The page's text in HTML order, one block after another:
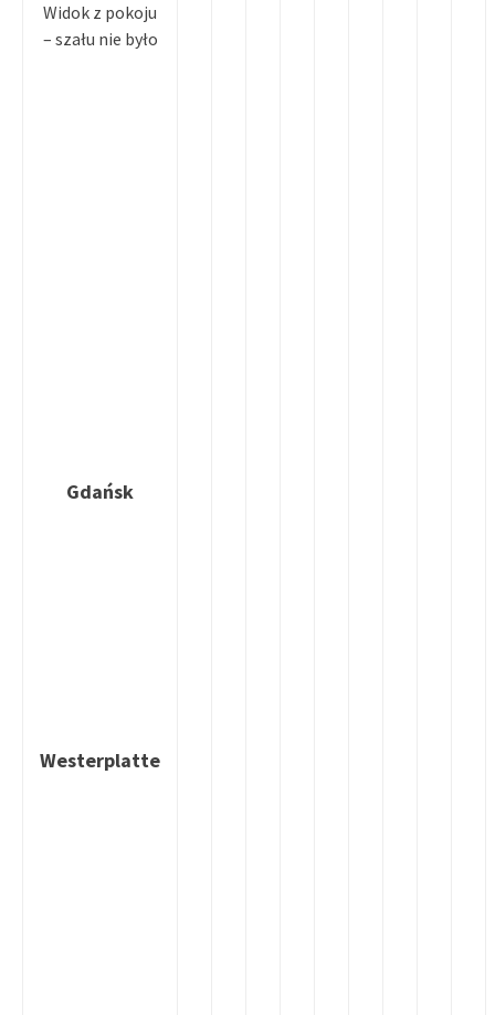
Widok z pokoju
– szału nie było
Gdańsk
Westerplatte